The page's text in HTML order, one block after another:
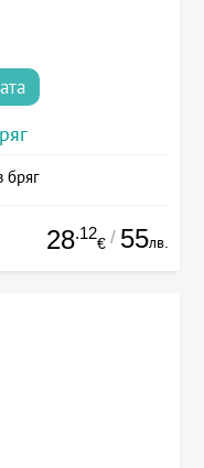
бряг
28.12
€ / 55лв.